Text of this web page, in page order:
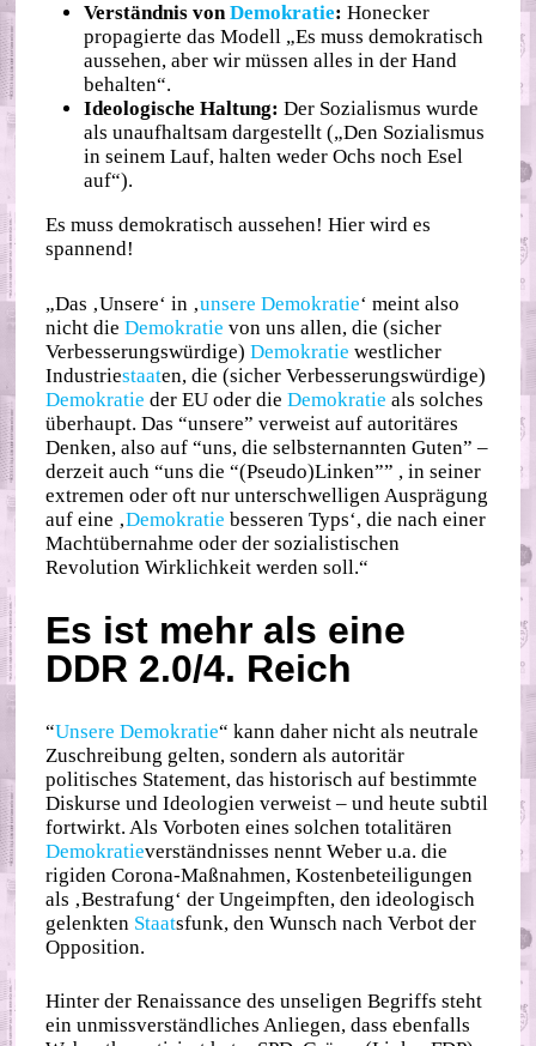
Verständnis vonDemokratie: Honecker
propagierte das Modell „Es muss demokratisch
aussehen, aber wir müssen alles in der Hand
behalten“.
Ideologische Haltung: Der Sozialismus wurde
als unaufhaltsam dargestellt („Den Sozialismus
in seinem Lauf, halten weder Ochs noch Esel
auf“).
Es muss demokratisch aussehen! Hier wird es
spannend!
„Das ‚Unsere‘ in ‚unsere Demokratie‘ meint also
nicht dieDemokratie von uns allen, die (sicher
Verbesserungswürdige)Demokratie westlicher
Industriestaaten, die (sicher Verbesserungswürdige)
Demokratie der EU oder dieDemokratie als solches
überhaupt. Das “unsere” verweist auf autoritäres
Denken, also auf “uns, die selbsternannten Guten” –
derzeit auch “uns die “(Pseudo)Linken”” , in seiner
extremen oder oft nur unterschwelligen Ausprägung
auf eine ‚Demokratie besseren Typs‘, die nach einer
Machtübernahme oder der sozialistischen
Revolution Wirklichkeit werden soll.“
Es ist mehr als eine
DDR 2.0/4. Reich
“Unsere Demokratie“ kann daher nicht als neutrale
Zuschreibung gelten, sondern als autoritär
politisches Statement, das historisch auf bestimmte
Diskurse und Ideologien verweist – und heute subtil
fortwirkt. Als Vorboten eines solchen totalitären
Demokratieverständnisses nennt Weber u.a. die
rigiden Corona-Maßnahmen, Kostenbeteiligungen
als ‚Bestrafung‘ der Ungeimpften, den ideologisch
gelenkten Staatsfunk, den Wunsch nach Verbot der
Opposition.
Hinter der Renaissance des unseligen Begriffs steht
ein unmissverständliches Anliegen, dass ebenfalls